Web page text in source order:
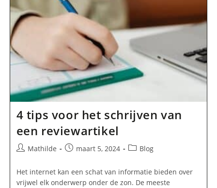
4 tips voor het schrijven van
een reviewartikel
BerichtMathilde
Bericht
op:
maart 5, 2024 Berichtcategorie:
Blog
Het internet kan een schat van informatie bieden over
vrijwel elk onderwerp onder de zon. De meeste